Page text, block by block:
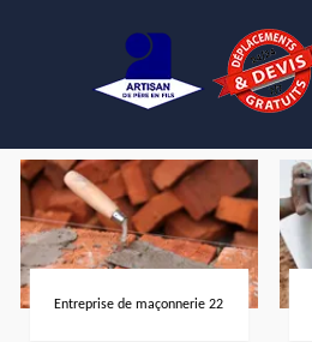
Entreprise de maçonnerie 22